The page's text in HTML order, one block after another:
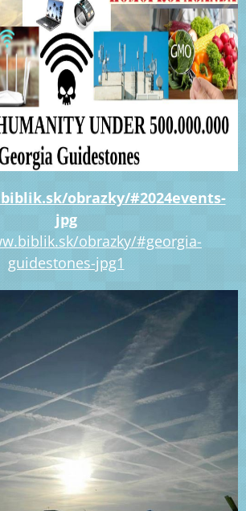
obrazky/#2024events-
jpg
obrazky/#georgia-
guidestones-jpg1